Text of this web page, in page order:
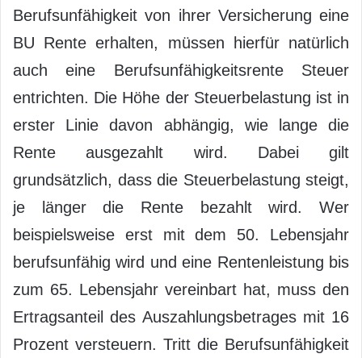
Berufsunfähigkeit von ihrer Versicherung eine
BU Rente erhalten, müssen hierfür natürlich
auch eine Berufsunfähigkeitsrente Steuer
entrichten. Die Höhe der Steuerbelastung ist in
erster Linie davon abhängig, wie lange die
Rente ausgezahlt wird. Dabei gilt
grundsätzlich, dass die Steuerbelastung steigt,
je länger die Rente bezahlt wird. Wer
beispielsweise erst mit dem 50. Lebensjahr
berufsunfähig wird und eine Rentenleistung bis
zum 65. Lebensjahr vereinbart hat, muss den
Ertragsanteil des Auszahlungsbetrages mit 16
Prozent versteuern. Tritt die Berufsunfähigkeit